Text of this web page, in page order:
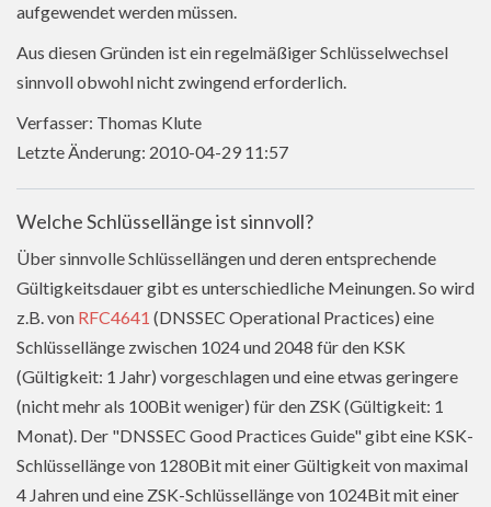
aufgewendet werden müssen.
Aus diesen Gründen ist ein regelmäßiger Schlüsselwechsel
sinnvoll obwohl nicht zwingend erforderlich.
Verfasser: Thomas Klute
Letzte Änderung: 2010-04-29 11:57
Welche Schlüssellänge ist sinnvoll?
Über sinnvolle Schlüssellängen und deren entsprechende
Gültigkeitsdauer gibt es unterschiedliche Meinungen. So wird
z.B. von RFC4641 (DNSSEC Operational Practices) eine
Schlüssellänge zwischen 1024 und 2048 für den KSK
(Gültigkeit: 1 Jahr) vorgeschlagen und eine etwas geringere
(nicht mehr als 100Bit weniger) für den ZSK (Gültigkeit: 1
Monat). Der "DNSSEC Good Practices Guide" gibt eine KSK-
Schlüssellänge von 1280Bit mit einer Gültigkeit von maximal
4 Jahren und eine ZSK-Schlüssellänge von 1024Bit mit einer